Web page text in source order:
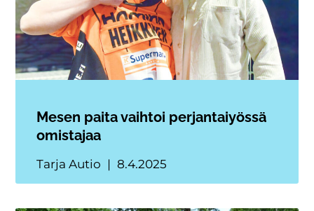
Mesen paita vaihtoi perjantaiyössä
omistajaa
Tarja Autio 8.4.2025